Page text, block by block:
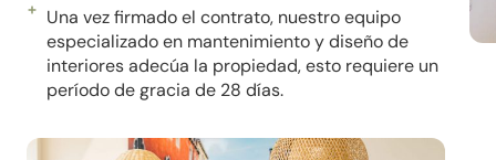
Una vez firmado el contrato, nuestro equipo
especializado en mantenimiento y diseño de
interiores adecúa la propiedad, esto requiere un
períodode gracia de 28 días.